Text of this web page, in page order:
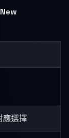
New
應選擇